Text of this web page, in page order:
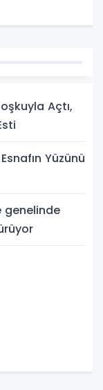
Açtı,
Yüzünü
genelinde